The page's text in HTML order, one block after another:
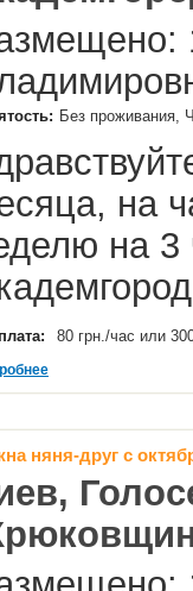
Без проживания,
на
на 3
80 грн./час или
няня-друг с